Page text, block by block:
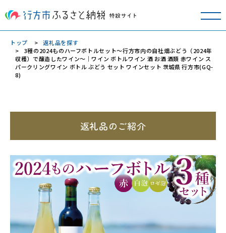
トップ
返礼品を探す
3種の2024ものハーフボトルセット～行方市内の自社畑ぶどう（2024年
収穫）で醸造したワイン～｜ワイン ボトルワイン 酒 お酒 酒類 赤ワイン ス
パークリングワイン ボトル ぶどう セット ワインセット 茨城県 行方市(GQ-
8)
返礼品のご紹介